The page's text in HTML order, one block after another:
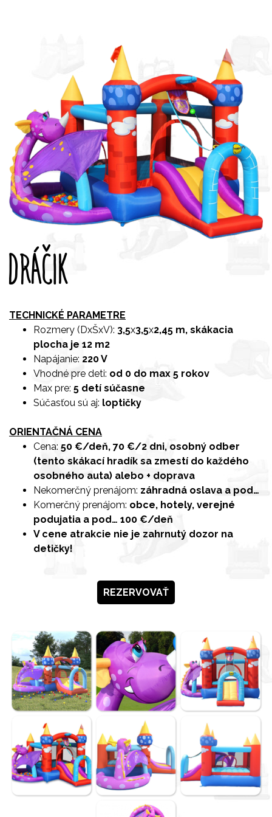
DRÁČIK
TECHNICKÉ PARAMETRE
Rozmery (DxŠxV): 3,5x3,5x2,45 m, skákacia
plocha je 12 m2
Napájanie: 220 V
Vhodné pre deti: od 0 do max 5 rokov
Max pre: 5 detí súčasne
Súčasťou sú aj: loptičky
ORIENTAČNÁ CENA
Cena: 50 €/deň, 70 €/2 dni, osobný odber
(tento skákací hradík sa zmestí do každého
osobného auta) alebo + doprava
Nekomerčný prenájom: záhradná oslava a pod…
Komerčný prenájom: obce, hotely, verejné
podujatia a pod… 100 €/deň
V cene atrakcie nie je zahrnutý dozor na
detičky!
REZERVOVAŤ